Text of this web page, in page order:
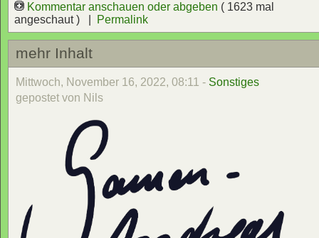
Kommentar anschauen oder abgeben ( 1623 mal
angeschaut ) |
Permalink
mehr Inhalt
Mittwoch, November 16, 2022, 08:11 - Sonstiges
gepostet von Nils